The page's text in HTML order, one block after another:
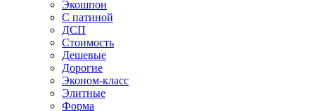
Экошпон
С патиной
ДСП
Стоимость
Дешевые
Дорогие
Эконом-класс
Элитные
Форма